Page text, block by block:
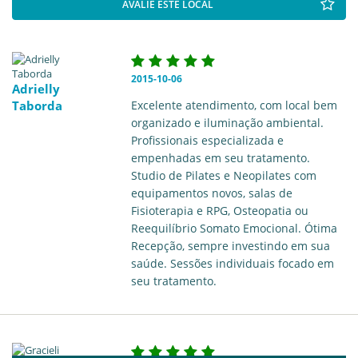
AVALIE ESTE LOCAL
Adrielly
Taborda
2015-10-06
Excelente atendimento, com local bem
organizado e iluminação ambiental.
Profissionais especializada e
empenhadas em seu tratamento.
Studio de Pilates e Neopilates com
equipamentos novos, salas de
Fisioterapia e RPG, Osteopatia ou
Reequilíbrio Somato Emocional. Ótima
Recepção, sempre investindo em sua
saúde. Sessões individuais focado em
seu tratamento.